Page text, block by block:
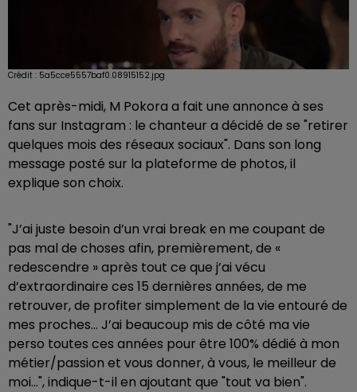
Crédit : 5a5cce5557baf0.08915152.jpg
Cet après-midi, M Pokora a fait une annonce à ses
fans sur Instagram : le chanteur a décidé de se "retirer
quelques mois des réseaux sociaux". Dans son long
message posté sur la plateforme de photos, il
explique son choix.
"J’ai juste besoin d’un vrai break en me coupant de
pas mal de choses afin, premièrement, de «
redescendre » après tout ce que j’ai vécu
d’extraordinaire ces 15 dernières années, de me
retrouver, de profiter simplement de la vie entouré de
mes proches... J’ai beaucoup mis de côté ma vie
perso toutes ces années pour être 100% dédié à mon
métier/passion et vous donner, à vous, le meilleur de
moi...", indique-t-il en ajoutant que "tout va bien".